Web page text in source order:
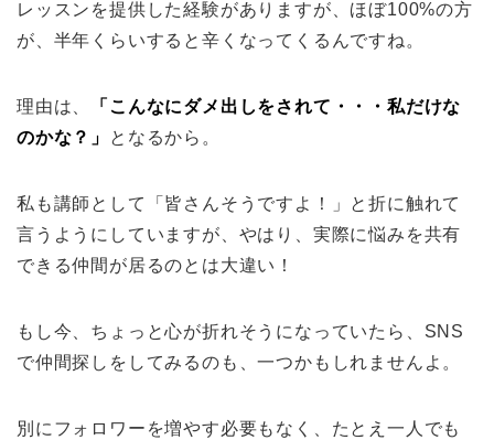
レッスンを提供した経験がありますが、ほぼ100%の方
が、半年くらいすると辛くなってくるんですね。
理由は、
「こんなにダメ出しをされて・・・私だけな
のかな？」
となるから。
私も講師として「皆さんそうですよ！」と折に触れて
言うようにしていますが、やはり、実際に悩みを共有
できる仲間が居るのとは大違い！
もし今、ちょっと心が折れそうになっていたら、SNS
で仲間探しをしてみるのも、一つかもしれませんよ。
別にフォロワーを増やす必要もなく、たとえ一人でも